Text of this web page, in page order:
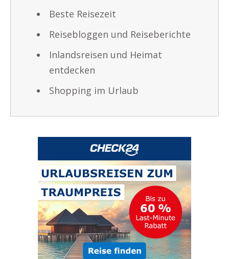
Beste Reisezeit
Reisebloggen und Reiseberichte
Inlandsreisen und Heimat
entdecken
Shopping im Urlaub